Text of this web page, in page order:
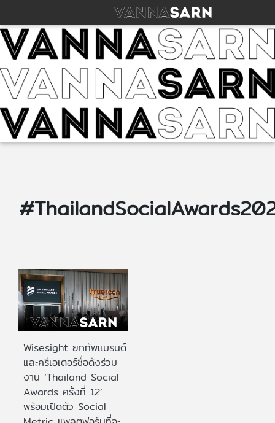
Wisesight ยกทัพแบรนด์
และครีเอเตอร์ชื่อดังร่วม
งาน ‘Thailand Social
Awards ครั้งที่ 12‘
พร้อมเปิดตัว Social